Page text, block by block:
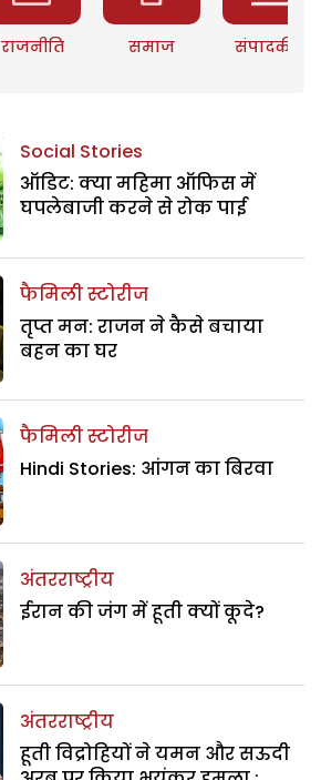
राजनीति समाज संपादकीय
Social Stories
ऑडिट: क्या महिमा ऑफिस में
घपलेबाजी करने से रोक पाई
फैमिली स्टोरीज
तृप्त मन: राजन ने कैसे बचाया
बहन का घर
फैमिली स्टोरीज
Hindi Stories: आंगन का बिरवा
अंतरराष्ट्रीय
ईरान की जंग में हूती क्यों कूदे?
अंतरराष्ट्रीय
हूती विद्रोहियों ने यमन और सऊदी